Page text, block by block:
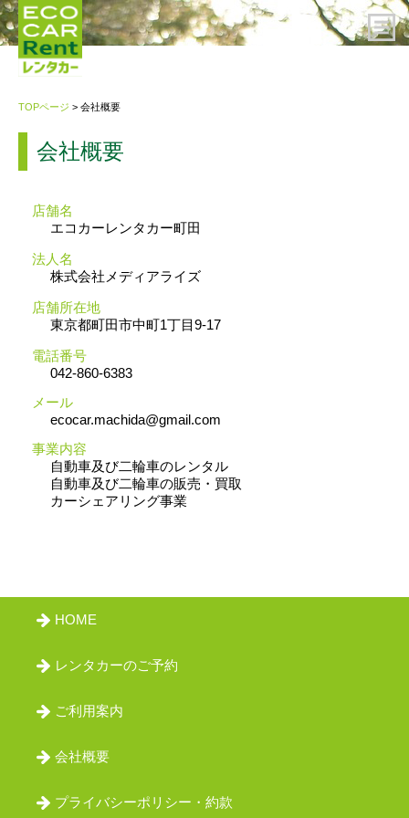
プライバシーポリシー・約款
お問い合わせ先
会員ログイン
TOPページ > 会社概要
会社概要
店舗名
エコカーレンタカー町田
法人名
株式会社メディアライズ
店舗所在地
東京都町田市中町1丁目9-17
電話番号
042-860-6383
メール
ecocar.machida@gmail.com
事業内容
自動車及び二輪車のレンタル
自動車及び二輪車の販売・買取
カーシェアリング事業
HOME
レンタカーのご予約
ご利用案内
会社概要
プライバシーポリシー・約款